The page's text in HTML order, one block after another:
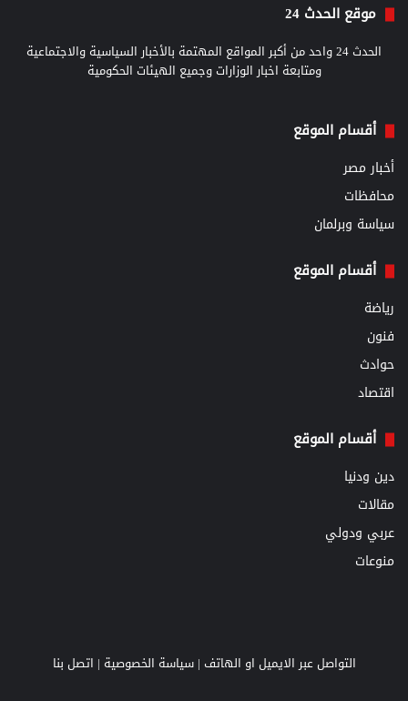
موقع الحدث 24
الحدث 24 واحد من أكبر المواقع المهتمة بالأخبار السياسية والاجتماعية
ومتابعة اخبار الوزارات وجميع الهيئات الحكومية
أقسام الموقع
أخبار مصر
محافظات
سياسة وبرلمان
أقسام الموقع
رياضة
فنون
حوادث
اقتصاد
أقسام الموقع
دين ودنيا
مقالات
عربي ودولي
منوعات
التواصل عبر الايميل او الهاتف |سياسة الخصوصية | اتصل بنا